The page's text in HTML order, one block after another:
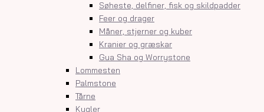
Søheste, delfiner, fisk og skildpadder
Feer og drager
Måner, stjerner og kuber
Kranier og græskar
Gua Sha og Worrystone
Lommesten
Palmstone
Tårne
Kugler